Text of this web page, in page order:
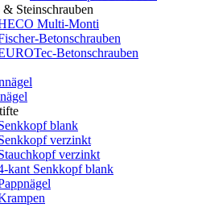
Steinschrauben
Multi-Monti
Betonschrauben
Betonschrauben
blank
verzinkt
verzinkt
kant Senkkopf blank